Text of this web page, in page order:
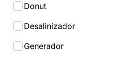
Donut
Desalinizador
Generador